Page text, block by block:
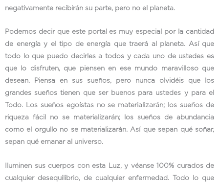
negativamente recibirán su parte, pero no el planeta.
Podemos decir que este portal es muy especial por la cantidad
de energía y el tipo de energía que traerá al planeta. Así que
todo lo que puedo decirles a todos y cada uno de ustedes es
que lo disfruten, que piensen en ese mundo maravilloso que
desean. Piensa en sus sueños, pero nunca olvidéis que los
grandes sueños tienen que ser buenos para ustedes y para el
Todo. Los sueños egoístas no se materializarán; los sueños de
riqueza fácil no se materializarán; los sueños de abundancia
como el orgullo no se materializarán. Así que sepan qué soñar,
sepan qué emanar al universo.
Iluminen sus cuerpos con esta Luz, y véanse 100% curados de
cualquier desequilibrio, de cualquier enfermedad. Todo lo que